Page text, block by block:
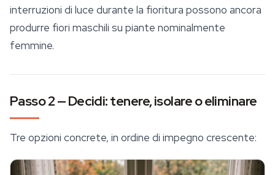
interruzioni di luce durante la fioritura possono ancora
produrre fiori maschili su piante nominalmente
femmine.
Passo 2 — Decidi: tenere, isolare o eliminare
Tre opzioni concrete, in ordine di impegno crescente: